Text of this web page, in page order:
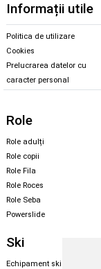
Informații utile
Politica de utilizare
Cookies
Prelucrarea datelor cu
caracter personal
Role
Role adulți
Role copii
Role Fila
Role Roces
Role Seba
Powerslide
Ski
Echipament ski